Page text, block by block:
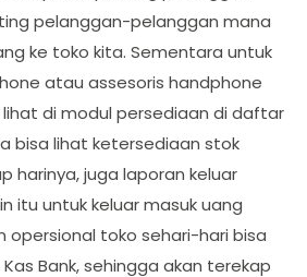
pelanggan-pelanggan mana
ke toko kita. Sementara untuk
atau assesoris handphone
di modul persediaan di daftar
bisa lihat ketersediaan stok
harinya, juga laporan keluar
itu untuk keluar masuk uang
opersional toko sehari-hari bisa
Bank, sehingga akan terekap